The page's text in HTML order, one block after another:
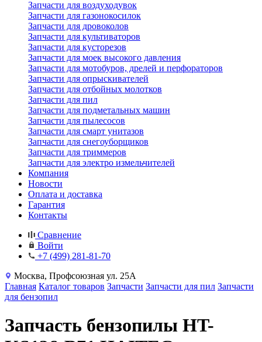
Запчасти для воздуходувок
Запчасти для газонокосилок
Запчасти для дровоколов
Запчасти для культиваторов
Запчасти для кусторезов
Запчасти для моек высокого давления
Запчасти для мотобуров, дрелей и перфораторов
Запчасти для опрыскивателей
Запчасти для отбойных молотков
Запчасти для пил
Запчасти для подметальных машин
Запчасти для пылесосов
Запчасти для смарт унитазов
Запчасти для снегоуборщиков
Запчасти для триммеров
Запчасти для электро измельчителей
Компания
Новости
Оплата и доставка
Гарантия
Контакты
Сравнение
Войти
+7 (499) 281-81-70
Москва, Профсоюзная ул. 25А
Главная Каталог товаров Запчасти Запчасти для пил Запчасти
для бензопил
Запчасть бензопилы HT-